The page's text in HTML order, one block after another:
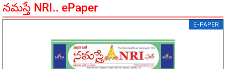
నమస్తే NRI.. ePaper
E-PAPER